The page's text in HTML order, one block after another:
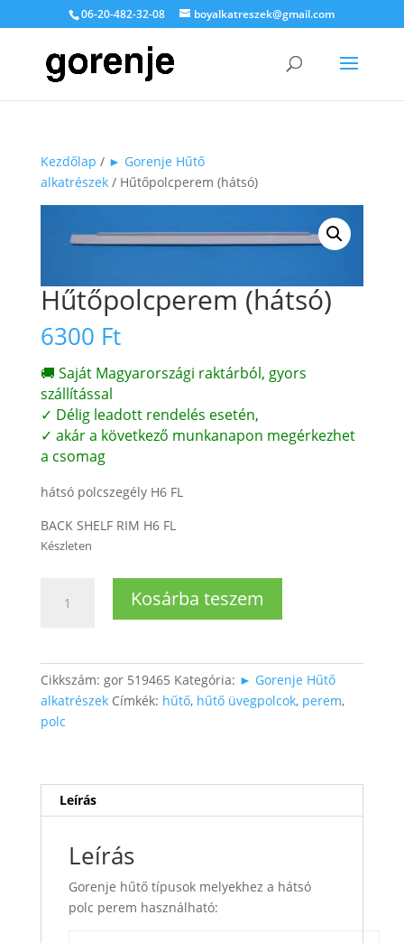
06-20-482-32-08 boyalkatreszek@gmail.com
Kezdőlap / ► Gorenje Hűtő
alkatrészek/ Hűtőpolcperem (hátsó)
Hűtőpolcperem (hátsó)
6300 Ft
🚚 Saját Magyarországi raktárból, gyors
szállítással
✓ Délig leadott rendelés esetén,
✓ akár a következő munkanapon megérkezhet
a csomag
hátsó polcszegély H6 FL
BACK SHELF RIM H6 FL
Készleten
(hátsó)
Kosárba teszem
Cikkszám: gor 519465 Kategória: ► Gorenje Hűtő
alkatrészek Címkék: hűtő, hűtő üvegpolcok, perem,
polc
Leírás
Leírás
Gorenje hűtő típusok melyekhez a hátsó
polc perem használható: